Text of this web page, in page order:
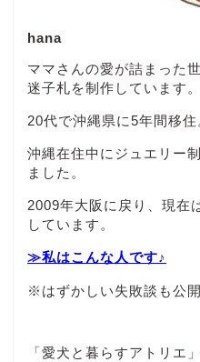
hana
ママさんの愛が詰まった
迷子札を制作しています。
20代で沖縄県に5年間移住
沖縄在住中にジュエリー
ました。
2009年大阪に戻り、現在
しています。
≫私はこんな人です♪
※はずかしい失敗談も公
「愛犬と暮らすアトリエ